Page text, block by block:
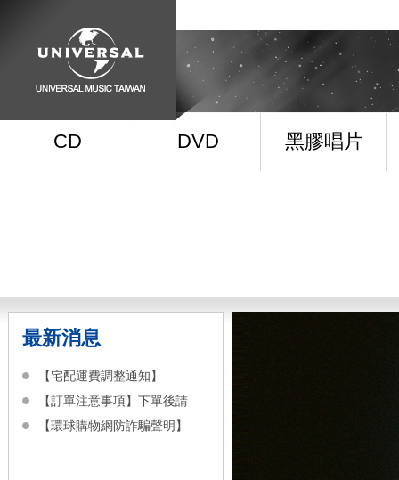
CD DVD 黑膠唱片
最新消息
【宅配運費調整通知】
【訂單注意事項】下單後請
【環球購物網防詐騙聲明】